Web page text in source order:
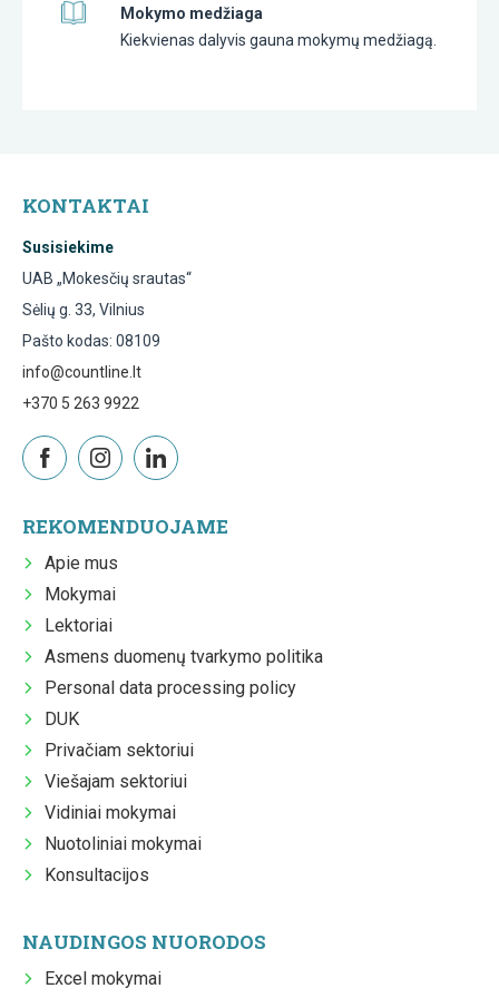
Mokymo medžiaga
Kiekvienas dalyvis gauna mokymų medžiagą.
KONTAKTAI
Susisiekime
UAB „Mokesčių srautas“
Sėlių g. 33, Vilnius
Pašto kodas: 08109
info@countline.lt
+370 5 263 9922
REKOMENDUOJAME
Apie mus
Mokymai
Lektoriai
Asmens duomenų tvarkymo politika
Personal data processing policy
DUK
Privačiam sektoriui
Viešajam sektoriui
Vidiniai mokymai
Nuotoliniai mokymai
Konsultacijos
NAUDINGOS NUORODOS
Excel mokymai